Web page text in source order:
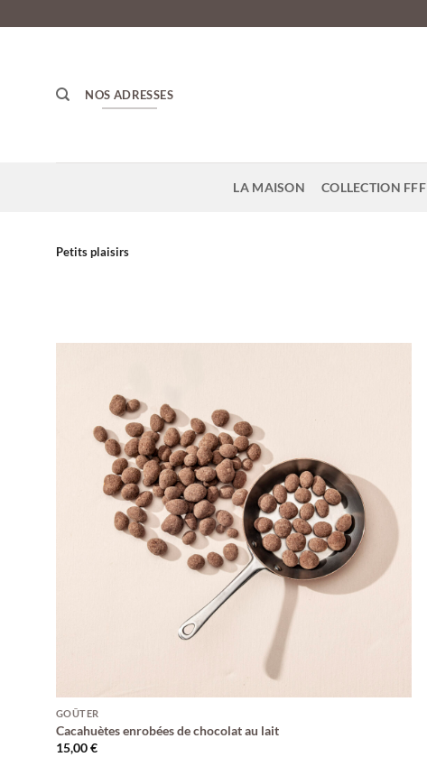
au
NOS ADRESSES
LA MAISON COLLECTION FFF
Petits plaisirs
GOÛTER
Cacahuètes enrobées de chocolat au lait
15,00€